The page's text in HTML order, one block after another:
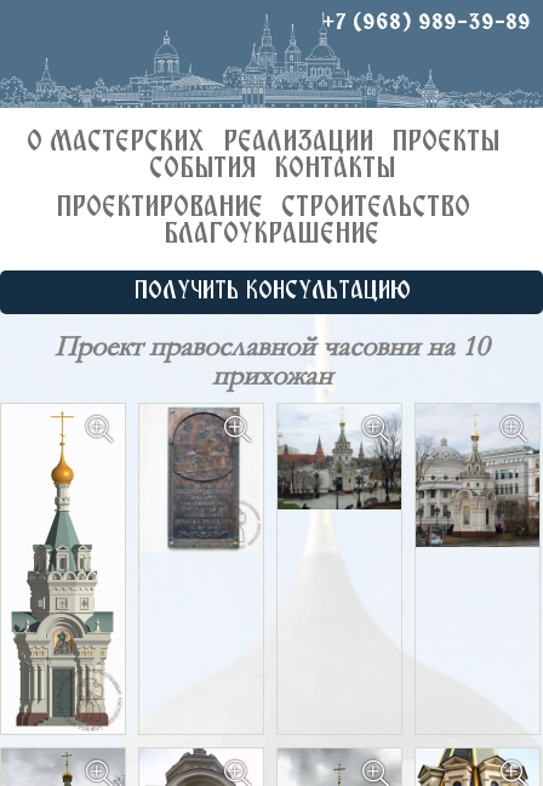
+7 (968) 989-39-89
О МАСТЕРСКИХ РЕАЛИЗАЦИИ
ПРОЕКТЫ
СОБЫТИЯ
КОНТАКТЫ
ПРОЕКТИРОВАНИЕ
СТРОИТЕЛЬСТВО
БЛАГОУКРАШЕНИЕ
ПОЛУЧИТЬ КОНСУЛЬТАЦИЮ
Проект православной часовни на 10
прихожан